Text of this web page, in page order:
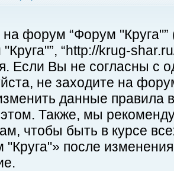
на форум “Форум
“http://krug-
Если Вы не согласны с
не заходите на
данные правила
Также, мы
чтобы быть в курсе
"Круга"» после